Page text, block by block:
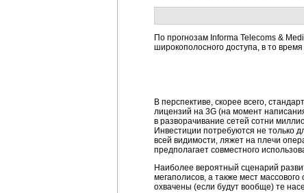
По прогнозам Informa Telecoms &
широкополосного доступа, в то
В перспективе, скорее всего,
лицензий на 3G (на момент
в разворачивание сетей сотни
Инвестиции потребуются не только
всей видимости, ляжет на плечи
предполагает совместного
Наиболее вероятный сценарий
мегаполисов, а также мест
охвачены (если будут вообще) те